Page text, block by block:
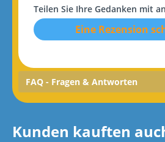
Teilen Sie Ihre Gedanken mit
Eine Rezension
FAQ - Fragen & Antworten
Kunden kauften